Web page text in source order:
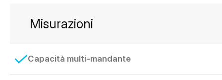
Misurazioni
Capacità multi-mandante